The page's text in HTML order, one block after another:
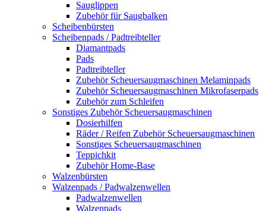
Sauglippen
Zubehör für Saugbalken
Scheibenbürsten
Scheibenpads / Padtreibteller
Diamantpads
Pads
Padtreibteller
Zubehör Scheuersaugmaschinen Melaminpads
Zubehör Scheuersaugmaschinen Mikrofaserpads
Zubehör zum Schleifen
Sonstiges Zubehör Scheuersaugmaschinen
Dosierhilfen
Räder / Reifen Zubehör Scheuersaugmaschinen
Sonstiges Scheuersaugmaschinen
Teppichkit
Zubehör Home-Base
Walzenbürsten
Walzenpads / Padwalzenwellen
Padwalzenwellen
Walzenpads